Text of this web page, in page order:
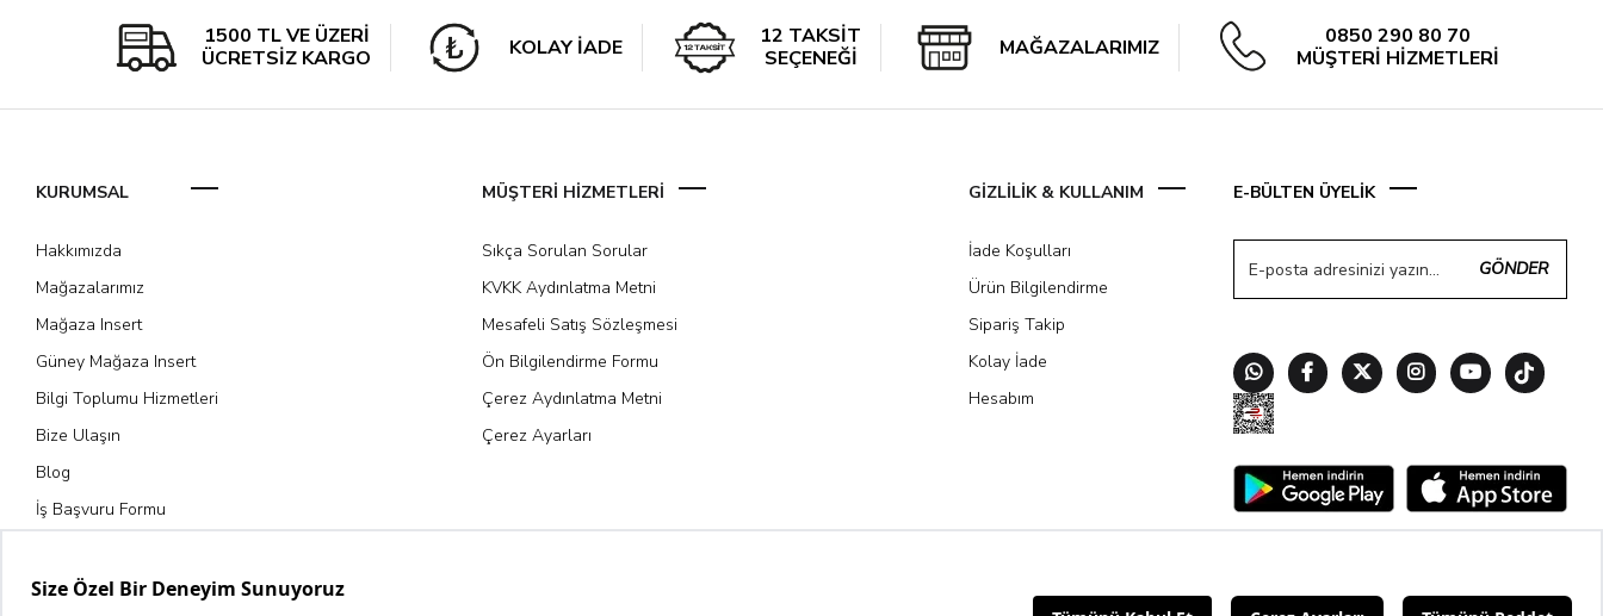
1500 TL VE ÜZERİ
ÜCRETSİZ KARGO
KOLAY İADE
12 TAKSİT
SEÇENEĞİ
MAĞAZALARIMIZ
0850 290 80 70
MÜŞTERİ HİZMETLERİ
KURUMSAL
Hakkımızda
Mağazalarımız
Mağaza Insert
Güney Mağaza Insert
Bilgi Toplumu Hizmetleri
Bize Ulaşın
Blog
İş Başvuru Formu
MÜŞTERİ HİZMETLERİ
Sıkça Sorulan Sorular
KVKK Aydınlatma Metni
Mesafeli Satış Sözleşmesi
Ön Bilgilendirme Formu
Çerez Aydınlatma Metni
Çerez Ayarları
GİZLİLİK & KULLANIM
İade Koşulları
Ürün Bilgilendirme
Sipariş Takip
Kolay İade
Hesabım
E-BÜLTEN ÜYELİK
GÖNDER